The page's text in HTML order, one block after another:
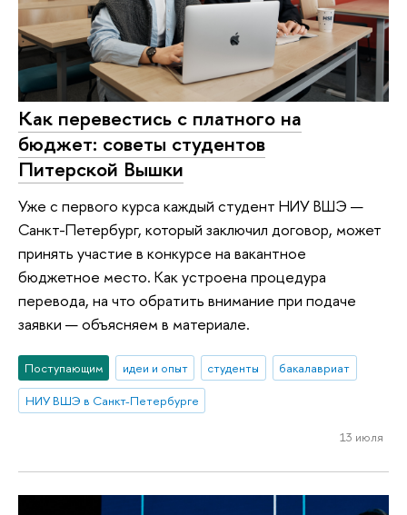
Как перевестись с платного на
бюджет: советы студентов
Питерской Вышки
Уже с первого курса каждый студент НИУ ВШЭ —
Санкт-Петербург, который заключил договор, может
принять участие в конкурсе на вакантное
бюджетное место. Как устроена процедура
перевода, на что обратить внимание при подаче
заявки — объясняем в материале.
Поступающим идеи и опыт студенты
бакалавриат
НИУ ВШЭ в Санкт-Петербурге
13 июля